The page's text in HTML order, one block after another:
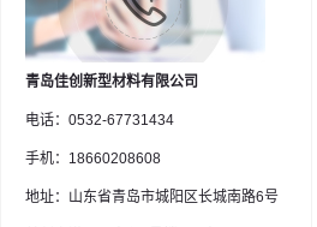
青岛佳创新型材料有限公司
电话：0532-67731434
手机：18660208608
地址：山东省青岛市城阳区长城南路6号